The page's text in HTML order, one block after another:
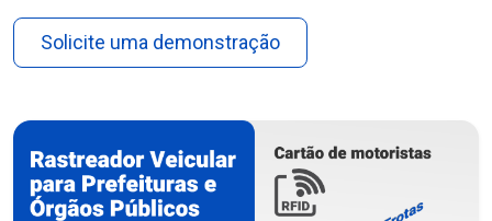
Solicite uma demonstração